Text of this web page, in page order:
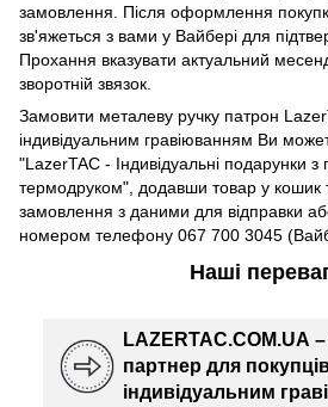
замовлення. Після оформлення
зв'яжеться з вами у Вайбері для
Прохання вказувати актуальний
зворотній звязок.
Замовити металеву ручку патрон
індивідуальним гравіюванням Ви
"LazerTAC - Індивідуальні подарунки з
термодруком", додавши товар у кошик
замовлення з даними для відправки
номером телефону 067 700 3045
Наші
LAZERTAC.COM.UA
партнер для
індивідуальним